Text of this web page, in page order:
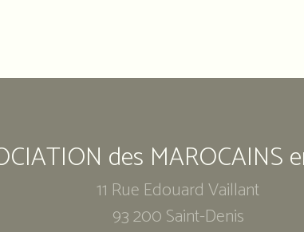
des MAROCAINS
11 Rue Edouard Vaillant
93 200 Saint-Denis